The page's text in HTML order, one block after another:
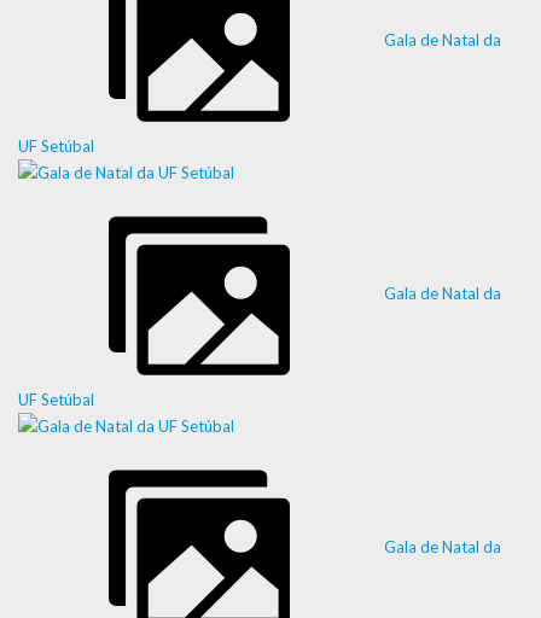
Gala de Natal da
UF Setúbal
Gala de Natal da
UF Setúbal
Gala de Natal da